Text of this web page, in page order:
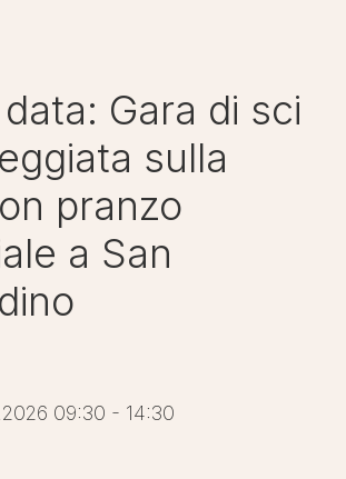
Gara di sci
sulla
pranzo
a San
09:30 - 14:30